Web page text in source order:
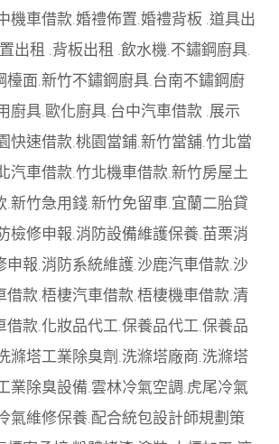
機車借款.婚禮佈置.婚禮背板 .道具出
出租 .背板出租 .飲水機.不鏽鋼廚具.
檯面.新竹不鏽鋼廚具.台南不鏽鋼廚
廚具.歐化廚具.台中汽車借款 .展示
快速借款.桃園當鋪.新竹當舖.竹北當
汽車借款.竹北機車借款.新竹房屋土
.新竹急用錢.新竹免留車.宜蘭二胎貸
檢修申報.消防設備維護保養.苗栗消
申報.消防系統維護.沙鹿汽車借款.沙
借款.梧棲汽車借款.梧棲機車借款.清
借款.化妝品代工.保養品代工.保養品
滌塔工業除臭劑 .洗滌塔廠商.洗滌塔
業除臭設備.雲林冷氣空調.虎尾冷氣
氣維修保養.配合統包設計師規劃策